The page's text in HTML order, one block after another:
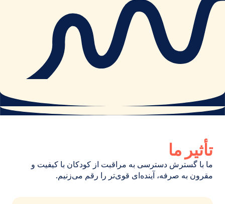
تأثیر ما
ما با گسترش دسترسی به مراقبت از کودکان با کیفیت و
مقرون به صرفه، آینده‌ای قوی‌تر را رقم می‌زنیم.